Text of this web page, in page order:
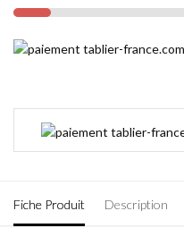
Fiche Produit Description